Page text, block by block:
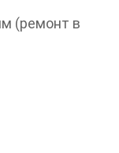
(ремонт в